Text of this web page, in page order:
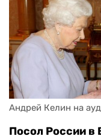
Андрей Келин на
Посол России в